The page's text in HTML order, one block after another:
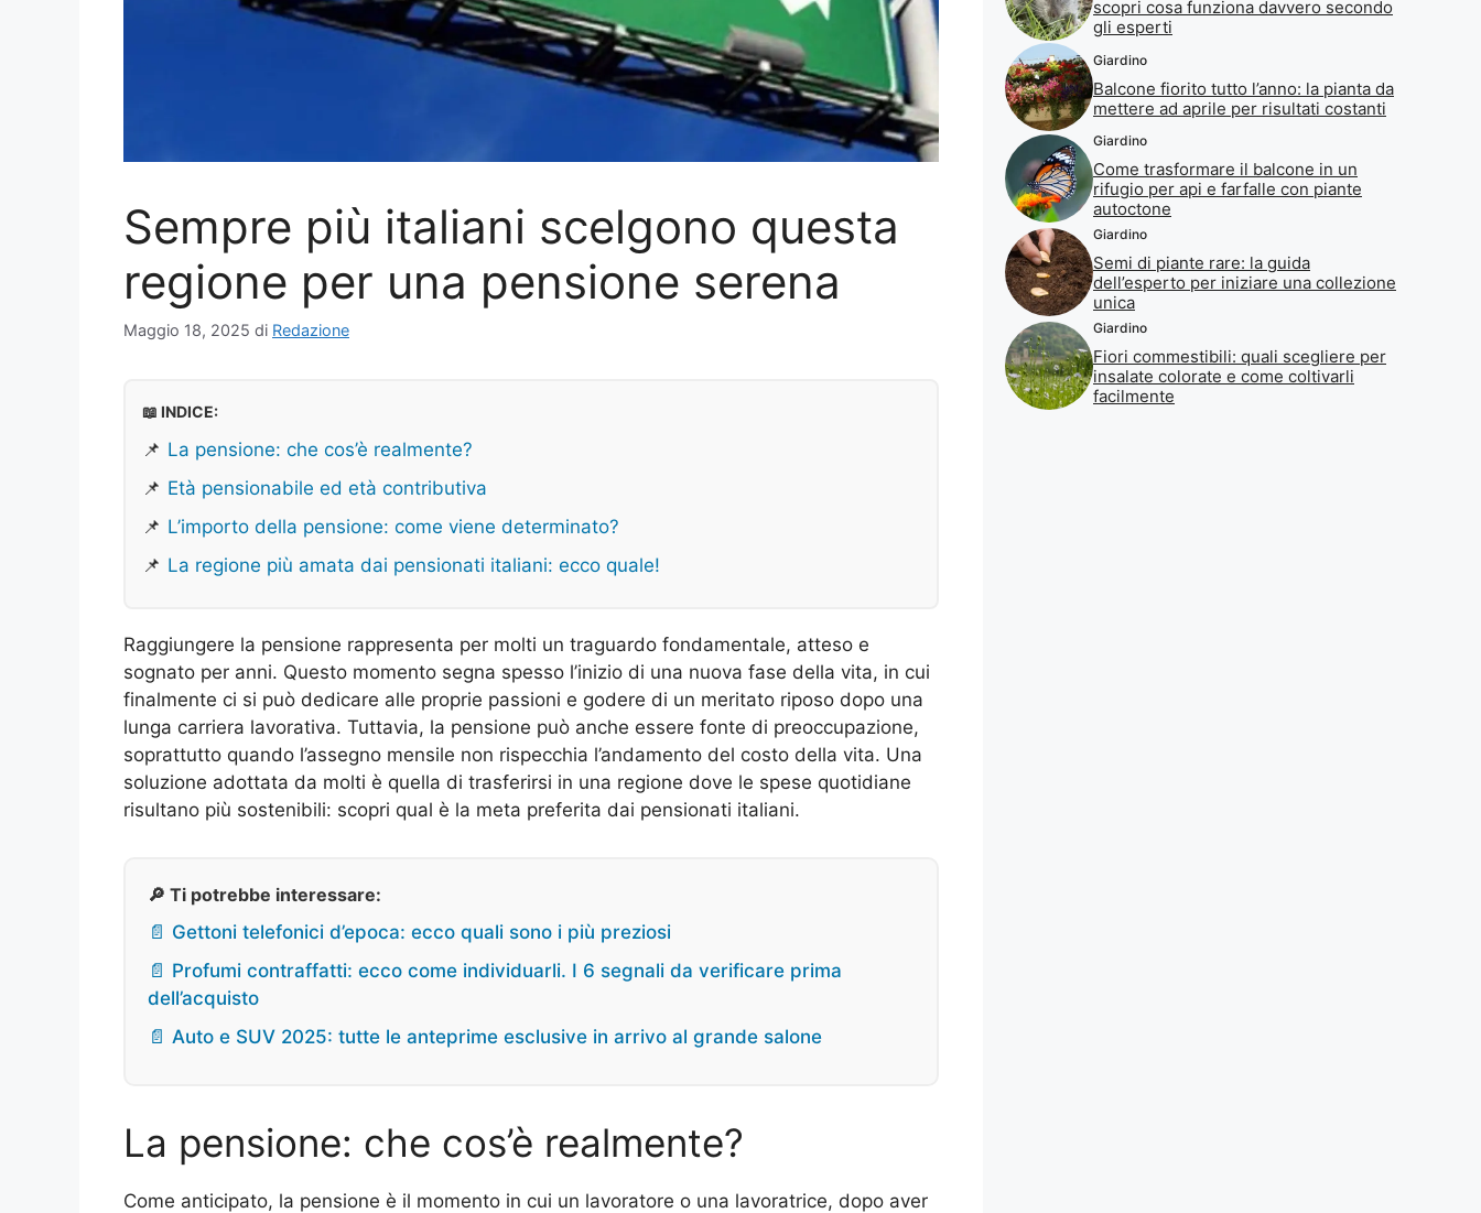
Sempre più italiani scelgono questa
regione per una pensione serena
Maggio 18, 2025 di Redazione
📖 INDICE:
📌 La pensione: che cos’è realmente?
📌 Età pensionabile ed età contributiva
📌 L’importo della pensione: come viene determinato?
📌 La regione più amata dai pensionati italiani: ecco quale!
Raggiungere la pensione rappresenta per molti un traguardo fondamentale, atteso e
sognato per anni. Questo momento segna spesso l’inizio di una nuova fase della vita, in cui
finalmente ci si può dedicare alle proprie passioni e godere di un meritato riposo dopo una
lunga carriera lavorativa. Tuttavia, la pensione può anche essere fonte di preoccupazione,
soprattutto quando l’assegno mensile non rispecchia l’andamento del costo della vita. Una
soluzione adottata da molti è quella di trasferirsi in una regione dove le spese quotidiane
risultano più sostenibili: scopri qual è la meta preferita dai pensionati italiani.
🔎 Ti potrebbe interessare:
📄 Gettoni telefonici d’epoca: ecco quali sono i più preziosi
📄 Profumi contraffatti: ecco come individuarli. I 6 segnali da verificare prima
dell’acquisto
📄 Auto e SUV 2025: tutte le anteprime esclusive in arrivo al grande salone
La pensione: che cos’è realmente?
Come anticipato, la pensione è il momento in cui un lavoratore o una lavoratrice, dopo aver
scopri cosa funziona davvero secondo
gli esperti
Giardino
Balcone fiorito tutto l’anno: la pianta da
mettere ad aprile per risultati costanti
Giardino
Come trasformare il balcone in un
rifugio per api e farfalle con piante
autoctone
Giardino
Semi di piante rare: la guida
dell’esperto per iniziare una collezione
unica
Giardino
Fiori commestibili: quali scegliere per
insalate colorate e come coltivarli
facilmente